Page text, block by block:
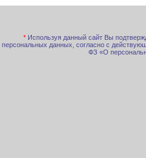
* Используя данный сайт Вы
персональных данных, согласно с
ФЗ «О